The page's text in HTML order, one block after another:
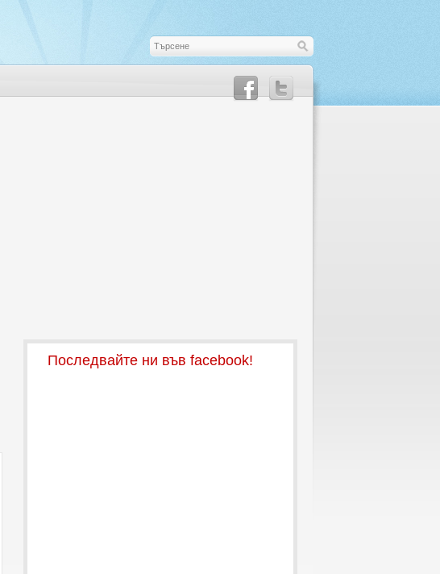
Последвайте ни във facebook!